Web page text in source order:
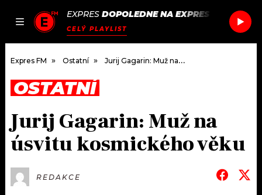
JAK
SEZNAM.CZ
EXPRES DOPOLEDNE NA EXPRES FM /FOO
CELÝ PLAYLIST
DOMŮ
ČLÁNKY
HUDBA
JAK NALADIT
Expres FM Ostatní Jurij Gagarin: Muž na úsvitu kosmického věku
OSTATNÍ
Jurij Gagarin: Muž na
úsvitu kosmického věku
REDAKCE